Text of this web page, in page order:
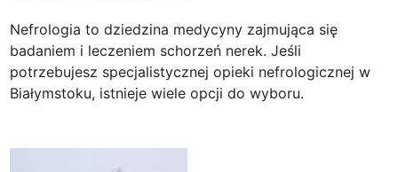
n
Nefrologia to dziedzina medycyny zajmująca się
badaniem i leczeniem schorzeń nerek. Jeśli
potrzebujesz specjalistycznej opieki nefrologicznej w
Białymstoku, istnieje wiele opcji do wyboru.